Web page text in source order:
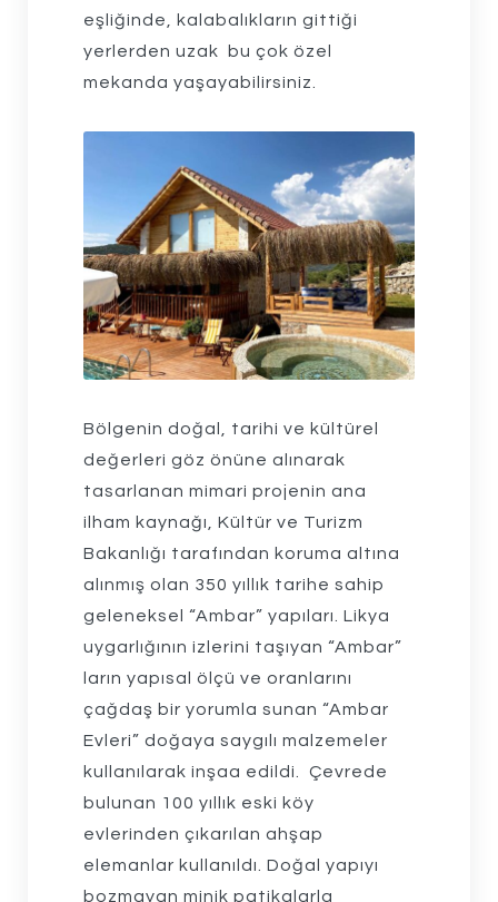
eşliğinde, kalabalıkların gittiği
yerlerden uzak bu çok özel
mekanda yaşayabilirsiniz.
Bölgenin doğal, tarihi ve kültürel
değerleri göz önüne alınarak
tasarlanan mimari projenin ana
ilham kaynağı, Kültür ve Turizm
Bakanlığı tarafından koruma altına
alınmış olan 350 yıllık tarihe sahip
geleneksel “Ambar” yapıları. Likya
uygarlığının izlerini taşıyan “Ambar”
ların yapısal ölçü ve oranlarını
çağdaş bir yorumla sunan “Ambar
Evleri” doğaya saygılı malzemeler
kullanılarak inşaa edildi. Çevrede
bulunan 100 yıllık eski köy
evlerinden çıkarılan ahşap
elemanlar kullanıldı. Doğal yapıyı
bozmayan minik patikalarla